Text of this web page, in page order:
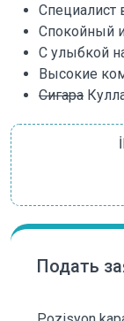
Специалист
Спокойный
С улыбкой
Высокие
Сигара
Подать